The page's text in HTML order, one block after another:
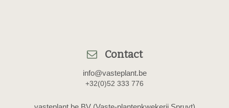
Contact
info@vasteplant.be
+32(0)52 333 776